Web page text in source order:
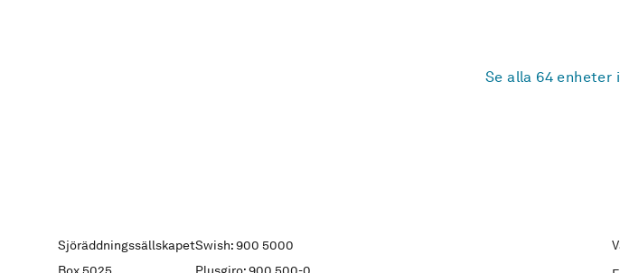
Se alla 64 enheter
SjöräddningssällskapetSwish: 900 5000